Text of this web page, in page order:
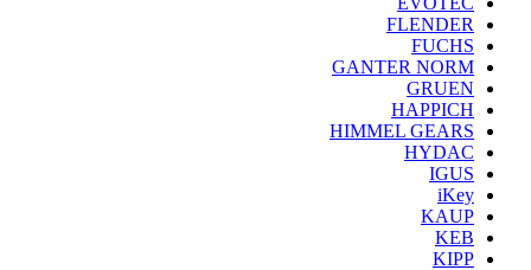
FLENDER
FUCHS
GANTER NORM
GRUEN
HAPPICH
HIMMEL GEARS
HYDAC
IGUS
iKey
KAUP
KEB
KIPP